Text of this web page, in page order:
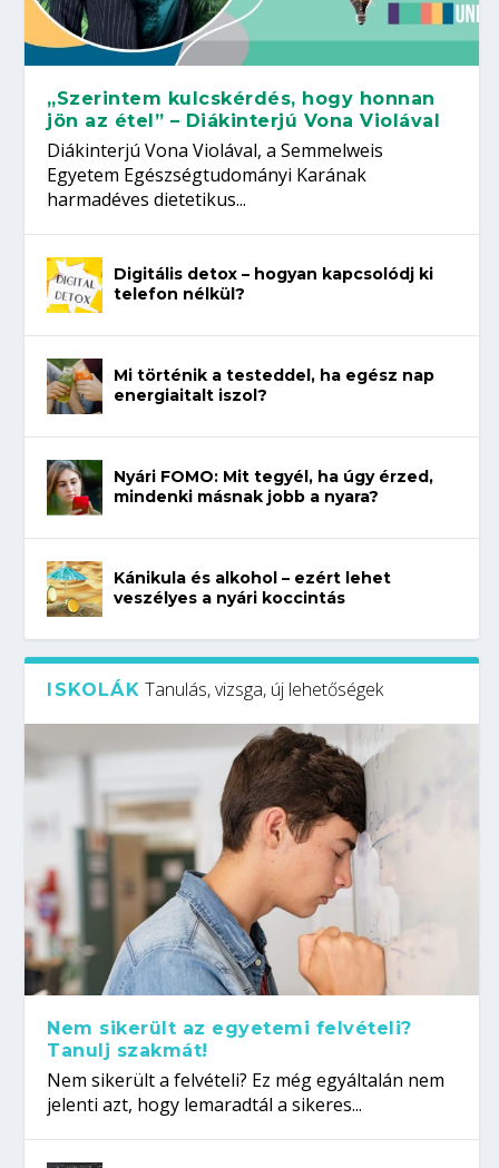
„Szerintem kulcskérdés, hogy honnan
jön az étel” – Diákinterjú Vona Violával
Diákinterjú Vona Violával, a Semmelweis
Egyetem Egészségtudományi Karának
harmadéves dietetikus...
Digitális detox – hogyan kapcsolódj ki
telefon nélkül?
Mi történik a testeddel, ha egész nap
energiaitalt iszol?
Nyári FOMO: Mit tegyél, ha úgy érzed,
mindenki másnak jobb a nyara?
Kánikula és alkohol – ezért lehet
veszélyes a nyári koccintás
ISKOLÁK Tanulás, vizsga, új lehetőségek
Nem sikerült az egyetemi felvételi?
Tanulj szakmát!
Nem sikerült a felvételi? Ez még egyáltalán nem
jelenti azt, hogy lemaradtál a sikeres...